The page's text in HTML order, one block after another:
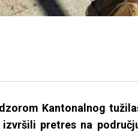
Kantonalnog
pretres na